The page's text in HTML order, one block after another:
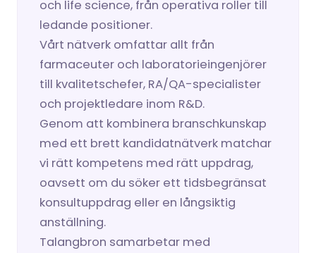
och life science, från operativa roller till
ledande positioner.
Vårt nätverk omfattar allt från
farmaceuter och laboratorieingenjörer
till kvalitetschefer, RA/QA-specialister
och projektledare inom R&D.
Genom att kombinera branschkunskap
med ett brett kandidatnätverk matchar
vi rätt kompetens med rätt uppdrag,
oavsett om du söker ett tidsbegränsat
konsultuppdrag eller en långsiktig
anställning.
Talangbron samarbetar med